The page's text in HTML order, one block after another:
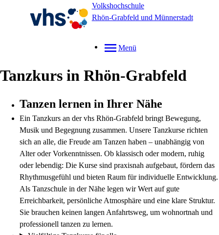
Volkshochschule
Rhön-Grabfeld und Münnerstadt
Menü
Tanzkurs in Rhön-Grabfeld
Tanzen lernen in Ihrer Nähe
Ein Tanzkurs an der vhs Rhön-Grabfeld bringt Bewegung,
Musik und Begegnung zusammen. Unsere Tanzkurse richten
sich an alle, die Freude am Tanzen haben – unabhängig von
Alter oder Vorkenntnissen. Ob klassisch oder modern, ruhig
oder lebendig: Die Kurse sind praxisnah aufgebaut, fördern das
Rhythmusgefühl und bieten Raum für individuelle Entwicklung.
Als Tanzschule in der Nähe legen wir Wert auf gute
Erreichbarkeit, persönliche Atmosphäre und eine klare Struktur.
Sie brauchen keinen langen Anfahrtsweg, um wohnortnah und
professionell tanzen zu lernen.